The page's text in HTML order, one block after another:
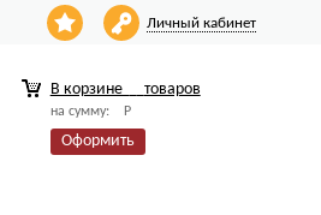
Личный кабинет
В корзине товаров
на сумму: Р
Оформить